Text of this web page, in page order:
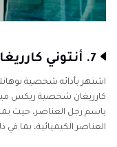
7. أنتوني كارريغان بدور ميتامورفو
كارريغان شخصية ريكس
باسم رجل العناصر، حيث
العناصر الكيميائية، بما في